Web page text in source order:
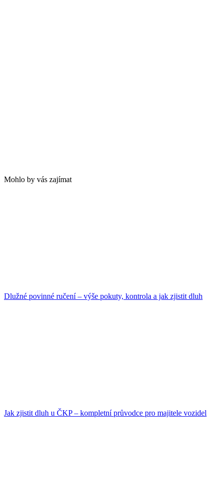
Mohlo by vás zajímat
Dlužné povinné ručení – výše pokuty, kontrola a jak zjistit dluh
Jak zjistit dluh u ČKP – kompletní průvodce pro majitele vozidel